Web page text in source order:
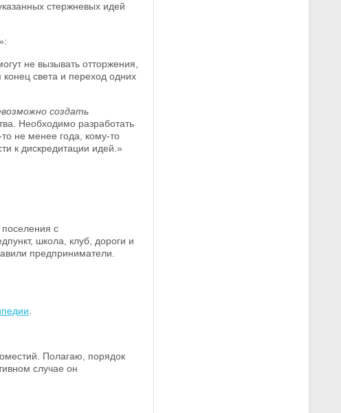
стержневых идей
не вызывать отторжения,
света и переход одних
создать
Необходимо разработать
не менее года, кому-то
к дискредитации идей.»
с
школа, клуб, дороги и
предприниматели.
.
Полагаю, порядок
случае он